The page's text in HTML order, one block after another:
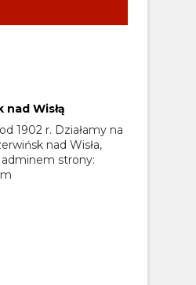
nad Wisłą
1902 r. Działamy na
nad Wisła,
strony: